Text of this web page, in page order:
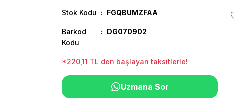
Stok Kodu FGQBUMZFAA
Barkod
Kodu
DG070902
*220,11 TL den başlayan taksitlerle!
Uzmana Sor